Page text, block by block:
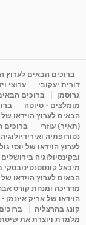
ליסה גרוסמן -
מדיטציה בדמיון
מאת admin 11 שנים
פנינה מתוק -
מדיטציה-
Shahar-vod
ברוכים הבאים לערוץ
דורית יעקובי
ערוצי
גרוסמן
ברוכים
מומלצים - טיוטה
הבאים לערוץ הוידאו
(תאיר) עוזרי
ברוכים
נטורופתיה
לערוץ הוידאו של יוסי
ובקינסיולוגיה בירושלים
מיכאל קונסטנטינובסקי
הבאים לערוץ הוידאו
מדריכה ומנחת קורס
הוידאו של אריק איזנמן
קונג בהרצליה
מלמדת ויוצרת את שיטת Iro Shiatsu